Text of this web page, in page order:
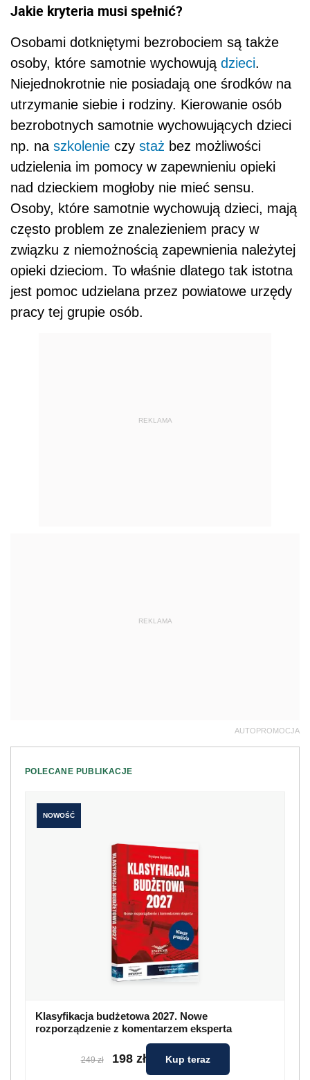
Jakie kryteria musi spełnić?
Osobami dotkniętymi bezrobociem są także
osoby, które samotnie wychowują dzieci.
Niejednokrotnie nie posiadają one środków na
utrzymanie siebie i rodziny. Kierowanie osób
bezrobotnych samotnie wychowujących dzieci
np. na szkolenie czy staż bez możliwości
udzielenia im pomocy w zapewnieniu opieki
nad dzieckiem mogłoby nie mieć sensu.
Osoby, które samotnie wychowują dzieci, mają
często problem ze znalezieniem pracy w
związku z niemożnością zapewnienia należytej
opieki dzieciom. To właśnie dlatego tak istotna
jest pomoc udzielana przez powiatowe urzędy
pracy tej grupie osób.
REKLAMA
REKLAMA
AUTOPROMOCJA
POLECANE PUBLIKACJE
NOWOŚĆ
Klasyfikacja budżetowa 2027. Nowe
rozporządzenie z komentarzem eksperta
249 zł 198 zł Kup teraz